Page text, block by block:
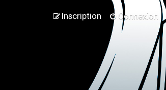
Connexion
Inscription